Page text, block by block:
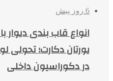
6 روز پیش
انواع قاب بندی
یورتان دکارت؛
در دکوراسیون داخلی